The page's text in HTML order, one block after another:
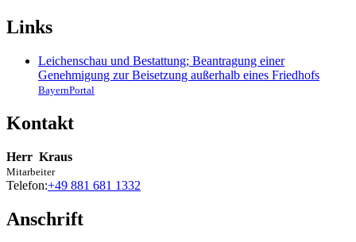
Links
Leichenschau und Bestattung; Beantragung einer
Genehmigung zur Beisetzung außerhalb eines Friedhofs
BayernPortal
Kontakt
Herr Kraus
Mitarbeiter
Telefon:+49 881 681 1332
Anschrift